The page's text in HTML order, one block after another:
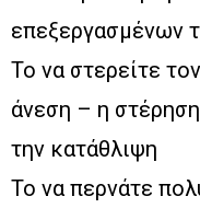
επεξεργασμένων
Το να στερείτε
άνεση – η
την κατάθλιψη
Το να περνάτε